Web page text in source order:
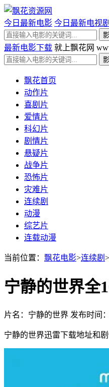
今日最新电影 今日最新电视剧
最新电影下载 就上飘花网
飘花首页
动作片
喜剧片
爱情片
科幻片
剧情片
悬疑片
战争片
恐怖片
灾难片
连续剧
动漫
综艺片
连载动漫
当前位置： 飘花电影>连续剧
宁静的世界全
片名：宁静的世界 发布时间
宁静的世界迅雷下载地址和剧